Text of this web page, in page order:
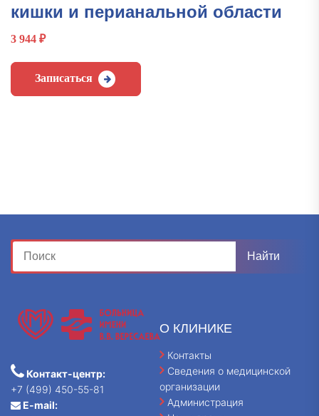
кишки и перианальной области
3 944 ₽
Записаться
Контакт-центр:
+7 (499) 450-55-81
E-mail:
О КЛИНИКЕ
Контакты
Сведения о медицинской
организации
Администрация